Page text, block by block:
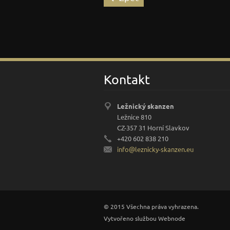
Kontakt
Ležnický skanzen
Ležnice 810
CZ-357 31 Horní Slavkov
+420 602 838 210
info@leznicky-skanzen.eu
© 2015 Všechna práva vyhrazena.
Vytvořeno službou Webnode